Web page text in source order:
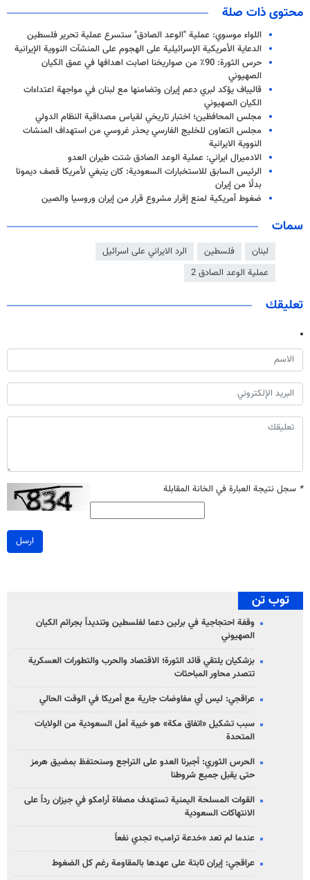
محتوى ذات صلة
اللواء موسوي: عملية "الوعد الصادق" ستسرع عملية تحرير فلسطين
الدعاية الأمريكية الإسرائيلية على الهجوم على المنشآت النووية الإيرانية
حرس الثورة: 90٪ من صواريخنا اصابت اهدافها في عمق الكيان
الصهيوني
قاليباف يؤكد لبري دعم إيران وتضامنها مع لبنان في مواجهة اعتداءات
الكيان الصهيوني
مجلس المحافظين؛ اختبار تاريخي لقياس مصداقية النظام الدولي
مجلس التعاون للخليج الفارسي يحذر غروسي من استهداف المنشات
النووية الايرانية
الادميرال ايراني: عملية الوعد الصادق شتت طيران العدو
الرئيس السابق للاستخبارات السعودية: كان ينبغي لأمريكا قصف ديمونا
بدلًا من إيران
ضغوط أمريكية لمنع إقرار مشروع قرار من إيران وروسيا والصين
سمات
لبنان فلسطين
الرد الايراني على اسرائيل
عملية الوعد الصادق 2
تعليقك
* سجل نتيجة العبارة في الخانة المقابلة
ارسل
توب تن
وقفة احتجاجية في برلين دعما لفلسطين وتنديداً بجرائم الكيان
الصهیوني
بزشكيان يلتقي قائد الثورة؛ الاقتصاد والحرب والتطورات العسكرية
تتصدر محاور المباحثات
عراقجي: ليس أي مفاوضات جارية مع أمريكا في الوقت الحالي
سبب تشكيل «اتفاق مكة» هو خيبة أمل السعودية من الولايات
المتحدة
الحرس الثوري: أجبرنا العدو على التراجع وسنحتفظ بمضيق هرمز
حتى يقبل جميع شروطنا
القوات المسلحة اليمنية تستهدف مصفاة أرامكو في جيزان رداً على
الانتهاكات السعودية
عندما لم تعد «خدعة ترامب» تجدي نفعاً
عراقجي: إيران ثابتة على عهدها بالمقاومة رغم كل الضغوط